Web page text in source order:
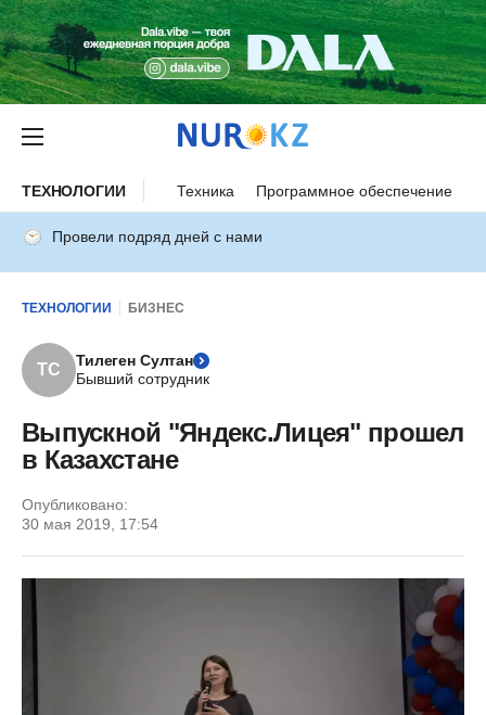
ТЕХНОЛОГИИ Техника Программное обеспечение
Провели подряд дней с нами
ТЕХНОЛОГИИ БИЗНЕС
ТС
Тилеген Султан
Бывший сотрудник
Выпускной "Яндекс.Лицея" прошел
в Казахстане
Опубликовано:
30 мая 2019, 17:54